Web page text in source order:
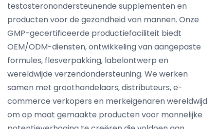
testosteronondersteunende supplementen en
producten voor de gezondheid van mannen. Onze
GMP-gecertificeerde productiefaciliteit biedt
OEM/ODM-diensten, ontwikkeling van aangepaste
formules, flesverpakking, labelontwerp en
wereldwijde verzendondersteuning. We werken
samen met groothandelaars, distributeurs, e-
commerce verkopers en merkeigenaren wereldwijd
om op maat gemaakte producten voor mannelijke